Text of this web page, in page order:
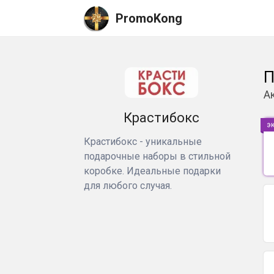
PromoKong
Крастибокс
Крастибокс - уникальные
подарочные наборы в стильной
коробке. Идеальные подарки
для любого случая.